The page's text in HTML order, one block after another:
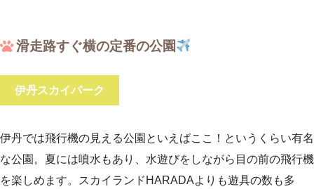
滑走路すぐ横の定番の公園
伊丹スカイパーク
伊丹では飛行機の見える公園といえばここ！というくらい有名
な公園。夏には噴水もあり、水遊びをしながら目の前の飛行機
を楽しめます。スカイランドHARADAよりも遊具の数も多